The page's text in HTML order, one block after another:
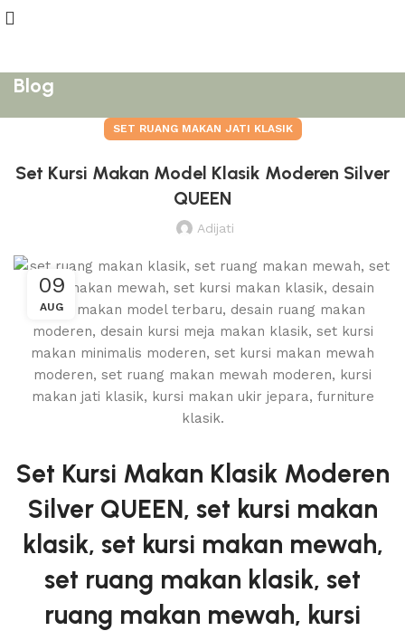
Blog
SET RUANG MAKAN JATI KLASIK
Set Kursi Makan Model Klasik Moderen Silver
QUEEN
Adijati
09
AUG
Set Kursi Makan Klasik Moderen
Silver QUEEN, set kursi makan
klasik, set kursi makan mewah,
set ruang makan klasik, set
ruang makan mewah, kursi